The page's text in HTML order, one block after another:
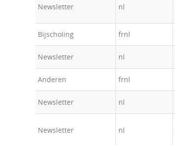
Newsletter nl
Bijscholing frnl
Newsletter nl
Anderen frnl
Newsletter nl
Newsletter nl